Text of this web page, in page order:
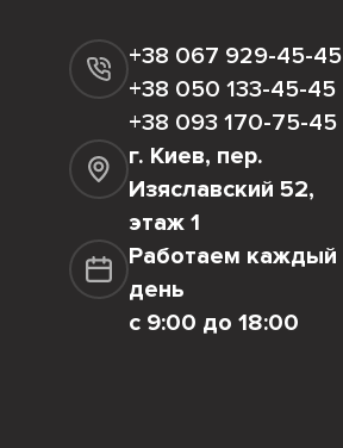
+38 067 929-45-45
+38 050 133-45-45
+38 093 170-75-45
г. Киев, пер.
Изяславский 52,
этаж 1
Работаем каждый
день
с 9:00 до 18:00